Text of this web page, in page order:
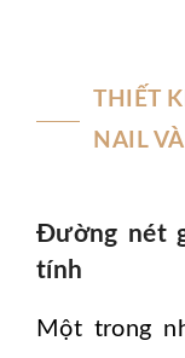
THIẾT
NAIL
Đường nét
tính
Một trong